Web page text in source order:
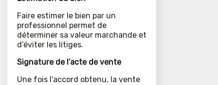
Faire estimer le bien par un
professionnel permet de
déterminer sa valeur marchande et
d’éviter les litiges.
Signature de l’acte de vente
Une fois l’accord obtenu, la vente